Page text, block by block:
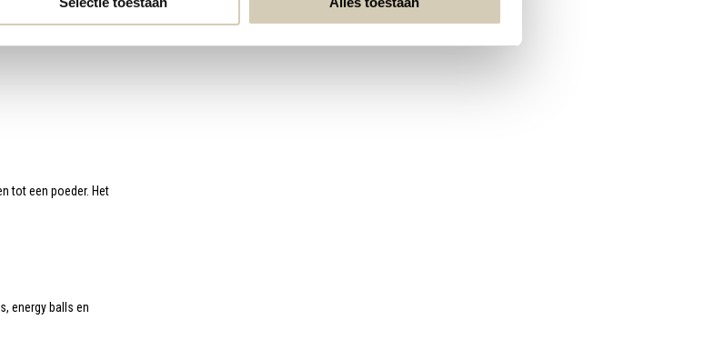
tot een poeder. Het
energy balls en